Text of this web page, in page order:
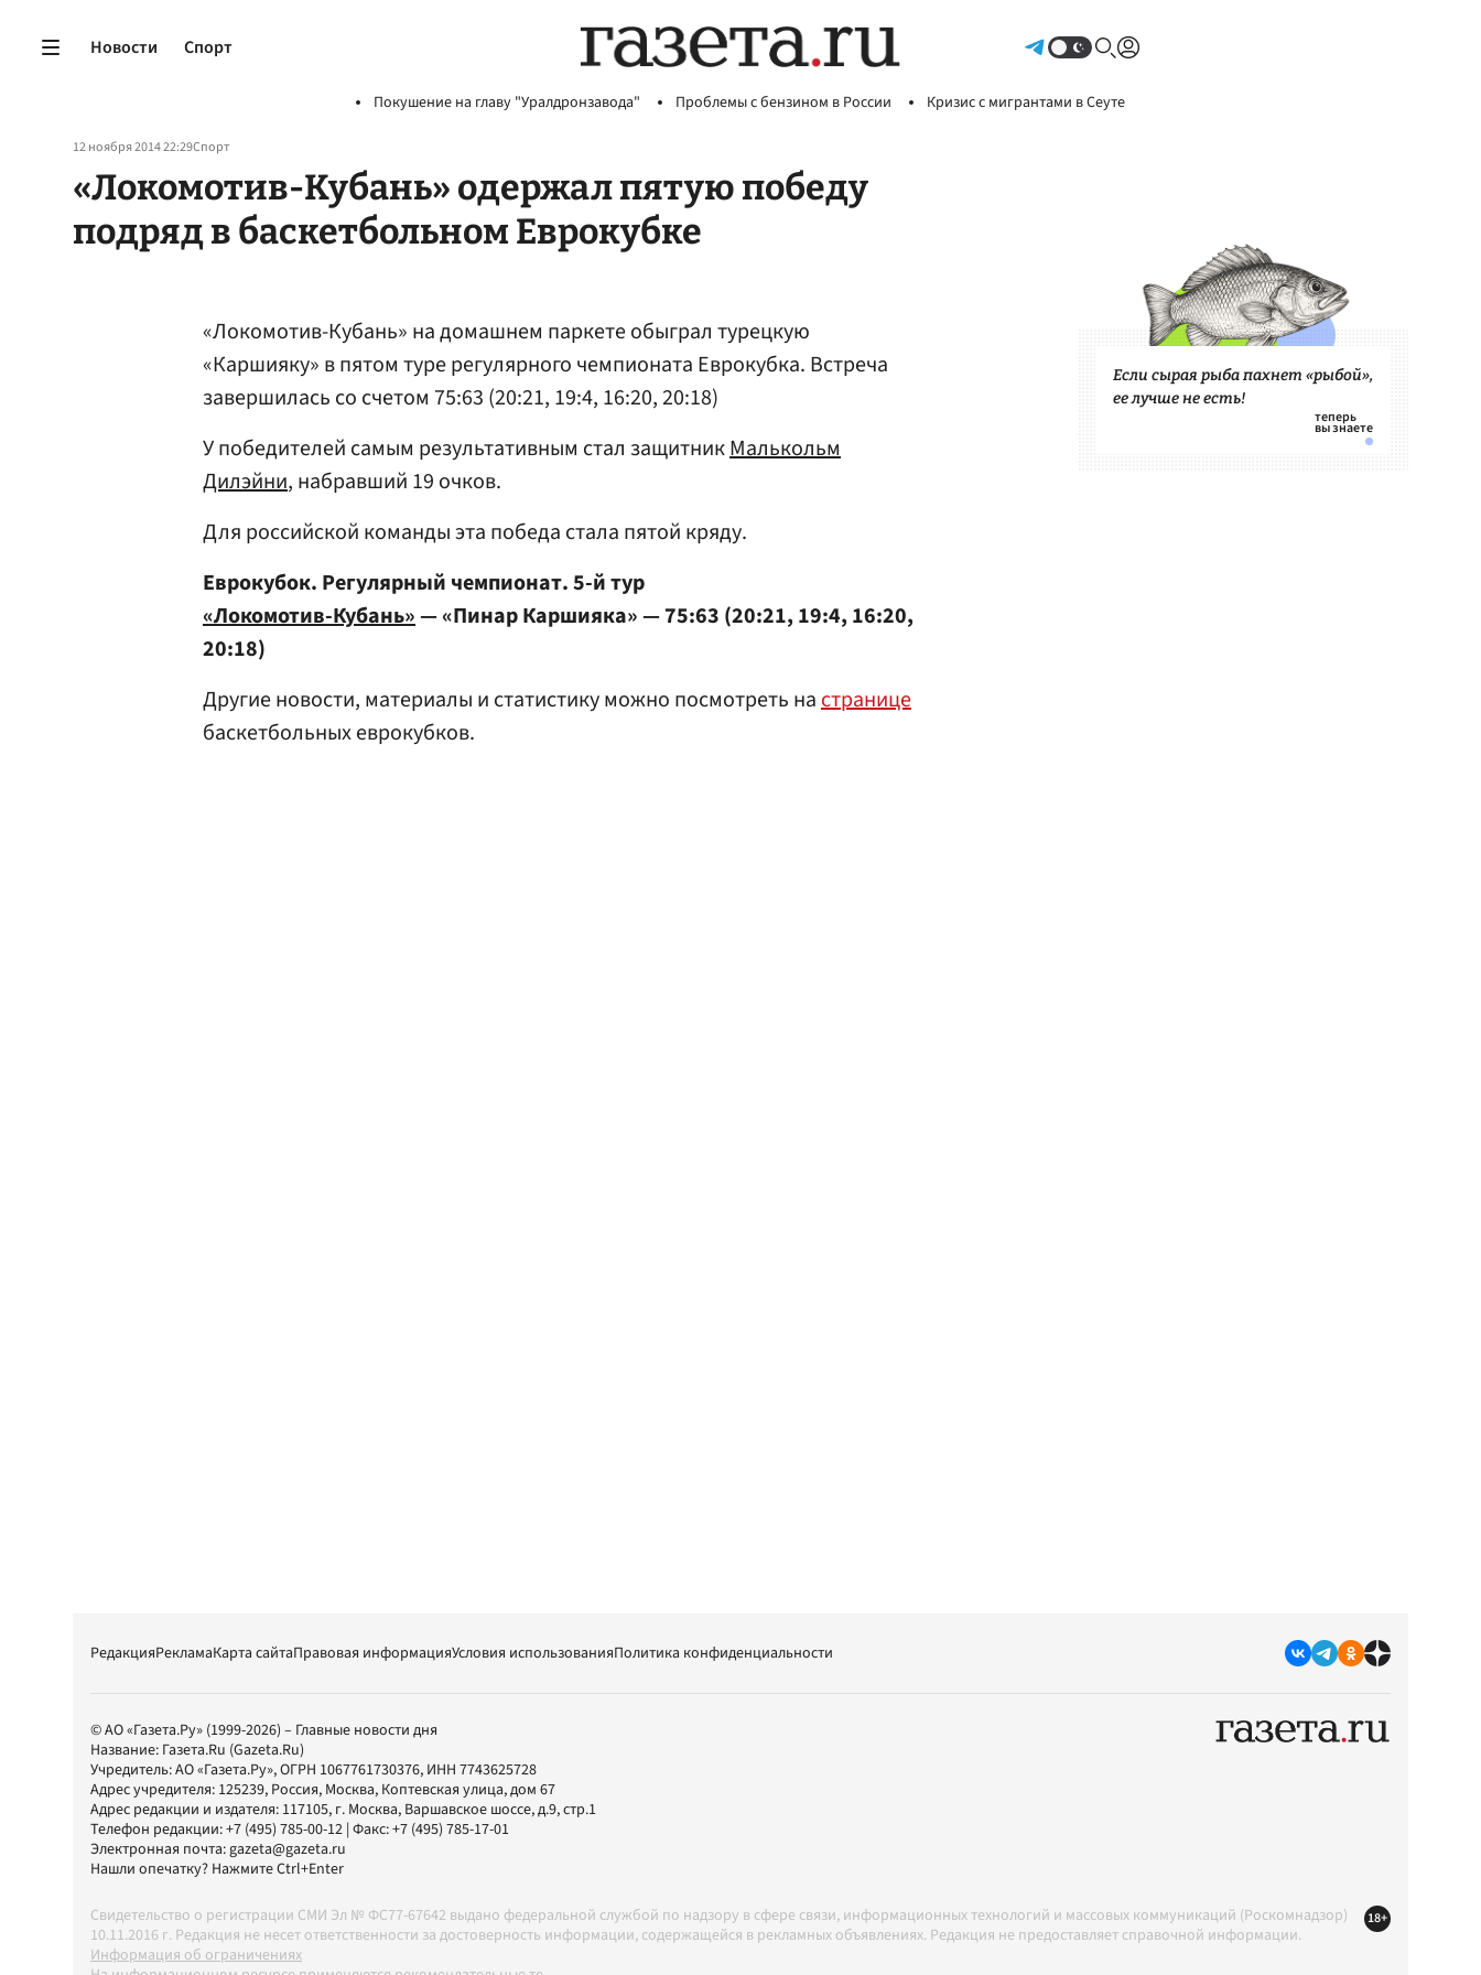
Новости Спорт
Покушение на главу "Уралдронзавода" Проблемы с бензином в России Кризис с мигрантами в Сеуте
12 ноября 2014 22:29Спорт
«Локомотив-Кубань» одержал пятую победу
подряд в баскетбольном Еврокубке
«Локомотив-Кубань» на домашнем паркете обыграл турецкую
«Каршияку» в пятом туре регулярного чемпионата Еврокубка. Встреча
завершилась со счетом 75:63 (20:21, 19:4, 16:20, 20:18)
У победителей самым результативным стал защитникМалькольм
Дилэйни, набравший 19 очков.
Для российской команды эта победа стала пятой кряду.
Еврокубок. Регулярный чемпионат. 5-й тур
«Локомотив-Кубань»— «Пинар Каршияка» — 75:63 (20:21, 19:4, 16:20,
20:18)
Другие новости, материалы и статистику можно посмотреть настранице
баскетбольных еврокубков.
Если сырая рыба пахнет «рыбой»,
ее лучше не есть!
РедакцияРекламаКарта сайтаПравовая информацияУсловия использованияПолитика конфиденциальности
© АО «Газета.Ру» (1999-2026) – Главные новости дня
Название: Газета.Ru (Gazeta.Ru)
Учредитель:АО «Газета.Ру», ОГРН 1067761730376, ИНН 7743625728
Адрес учредителя: 125239, Россия, Москва, Коптевская улица, дом 67
Адрес редакции и издателя: 117105, г. Москва, Варшавское шоссе, д.9, стр.1
Телефон редакции:+7 (495) 785-00-12 | Факс:+7 (495) 785-17-01
Электронная почта:gazeta@gazeta.ru
Нашли опечатку? Нажмите Ctrl+Enter
Свидетельство о регистрации СМИ Эл № ФС77-67642 выдано федеральной службой по надзору в сфере связи, информационных технологий и массовых коммуникаций (Роскомнадзор)
10.11.2016 г. Редакция не несет ответственности за достоверность информации, содержащейся в рекламных объявлениях. Редакция не предоставляет справочной информации.
Информация об ограничениях
18+